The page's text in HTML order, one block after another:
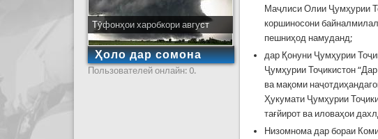
Маҷлиси Олии Ҷумҳурии
коршиносони
пешниҳод намуданд;
дар Қонуни Ҷумҳурии
Ҷумҳурии Тоҷикистон
ва мақоми
Ҳукумати Ҷумҳурии
тағйирот ва иловаҳои
Низомнома дар бораи
Тӯфонҳои харобкори август
Ҳоло дар сомона
Пользователей онлайн: 0.